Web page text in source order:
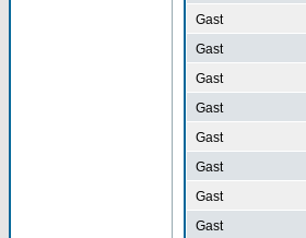
Gast
Gast
Gast
Gast
Gast
Gast
Gast
Gast